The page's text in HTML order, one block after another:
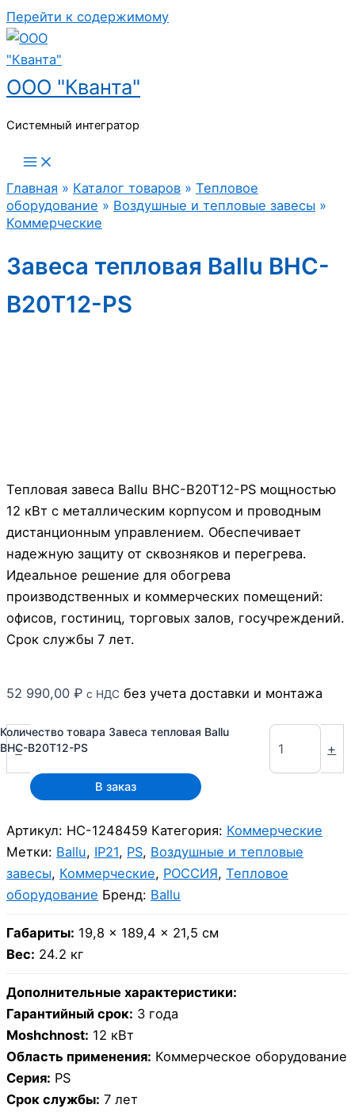
Перейти к содержимому
ООО "Кванта"
Системный интегратор
Главная » Каталог товаров » Тепловое
оборудование » Воздушные и тепловые завесы »
Коммерческие
Завеса тепловая Ballu BHC-
B20T12-PS
Тепловая завеса Ballu BHC-B20T12-PS мощностью
12 кВт с металлическим корпусом и проводным
дистанционным управлением. Обеспечивает
надежную защиту от сквозняков и перегрева.
Идеальное решение для обогрева
производственных и коммерческих помещений:
офисов, гостиниц, торговых залов, госучреждений.
Срок службы 7 лет.
52 990,00 ₽ с НДС без учета доставки и монтажа
-
Количество товара Завеса тепловая Ballu
BHC-B20T12-PS
+
В заказ
Артикул: НС-1248459 Категория: Коммерческие
Метки: Ballu, IP21, PS, Воздушные и тепловые
завесы, Коммерческие, РОССИЯ, Тепловое
оборудование Бренд: Ballu
Габариты: 19,8 × 189,4 × 21,5 см
Вес: 24.2 кг
Дополнительные характеристики:
Гарантийный срок: 3 года
Moshchnost: 12 кВт
Область применения: Коммерческое оборудование
Серия: PS
Срок службы: 7 лет